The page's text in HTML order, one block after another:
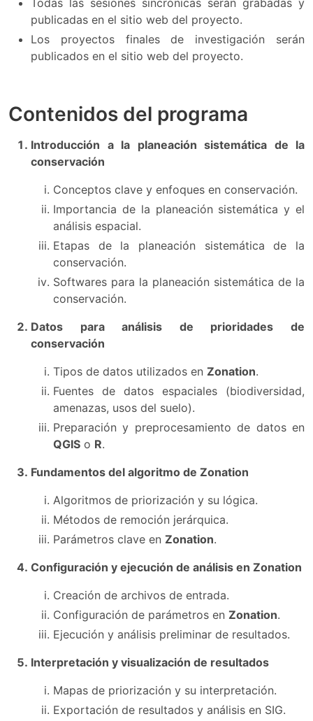
publicadas en el sitio web del proyecto.
Los proyectos finales de investigación serán
publicados en el sitio web del proyecto.
Contenidos del programa
Introducción a la planeación sistemática de la
conservación
Conceptos clave y enfoques en conservación.
Importancia de la planeación sistemática y el
análisis espacial.
Etapas de la planeación sistemática de la
conservación.
Softwares para la planeación sistemática de la
conservación.
Datos para análisis de prioridades de
conservación
Tipos de datos utilizados en Zonation.
Fuentes de datos espaciales (biodiversidad,
amenazas, usos del suelo).
Preparación y preprocesamiento de datos en
QGIS o R.
Fundamentos del algoritmo de Zonation
Algoritmos de priorización y su lógica.
Métodos de remoción jerárquica.
Parámetros clave en Zonation.
Configuración y ejecución de análisis en Zonation
Creación de archivos de entrada.
Configuración de parámetros en Zonation.
Ejecución y análisis preliminar de resultados.
Interpretación y visualización de resultados
Mapas de priorización y su interpretación.
Exportación de resultados y análisis en SIG.